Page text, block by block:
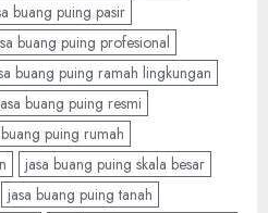
buang puing pasir
buang puing profesional
buang puing ramah lingkungan
buang puing resmi
puing rumah
jasa buang puing skala besar
jasa buang puing tanah